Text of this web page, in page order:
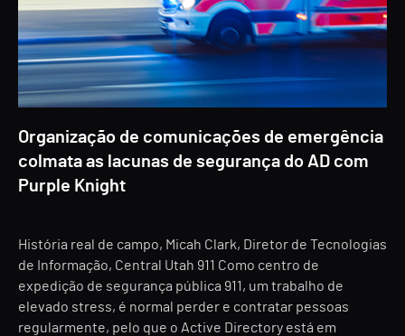
Organização de comunicações de emergência
colmata as lacunas de segurança do AD com
Purple Knight
História real de campo, Micah Clark, Diretor de Tecnologias
de Informação, Central Utah 911 Como centro de
expedição de segurança pública 911, um trabalho de
elevado stress, é normal perder e contratar pessoas
regularmente, pelo que o Active Directory está em